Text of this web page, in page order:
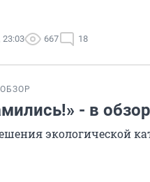
23:03 667 18
ОБЗОР
- в
экологической